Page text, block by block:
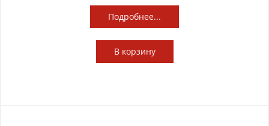
Подробнее...
В корзину